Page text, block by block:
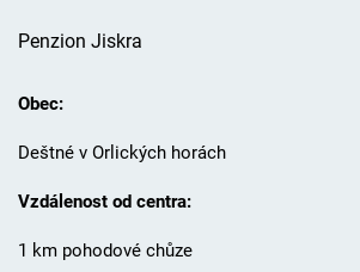
Penzion Jiskra
Obec:
Deštné v Orlických horách
Vzdálenost od centra:
1 km pohodové chůze